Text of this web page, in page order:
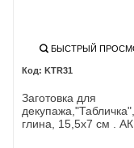
БЫСТРЫЙ
KTR31
Заготовка для
декупажа,"Табличка",
глина, 15,5x7 см .